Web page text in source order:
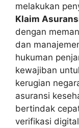
melakukan
Klaim
dengan
dan
hukuman
kewajiban
kerugian
asuransi
bertindak
verifikasi